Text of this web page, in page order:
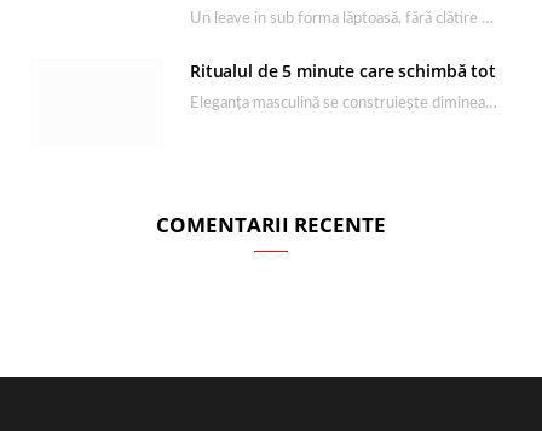
Un leave in sub forma lăptoasă, fără clătire care completează rutina Ultimate Smooth și transformă…
Ritualul de 5 minute care schimbă tot
Eleganța masculină se construiește dimineața, în câteva minute și cu produsele potrivite. O rutină de…
COMENTARII RECENTE